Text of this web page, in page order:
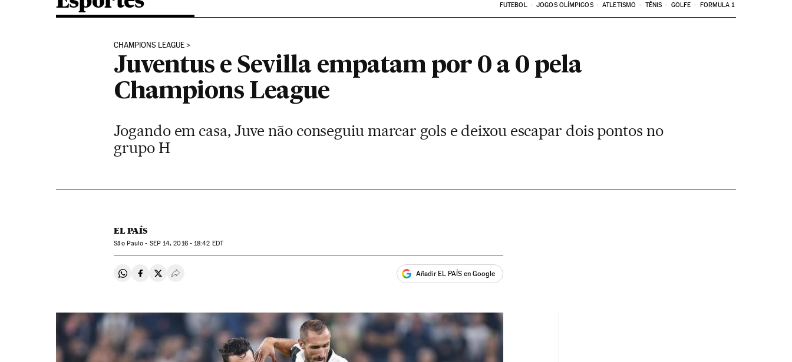
FUTEBOL JOGOS OLÍMPICOS ATLETISMO TÊNIS GOLFE FORMULA 1
CHAMPIONS LEAGUE
Juventus e Sevilla empatam por 0 a 0 pela
Champions League
Jogando em casa, Juve não conseguiu marcar gols e deixou escapar dois pontos no
grupo H
EL PAÍS
São Paulo - SEP14, 2016 - 18:42 EDT
Compartir en Whatsapp
Compartir en Facebook
Compartir en Twitter
Desplegar Redes Sociales Añadir EL PAÍS en Google